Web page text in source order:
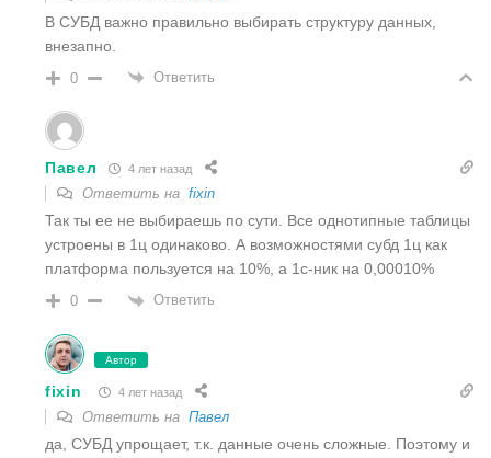
В СУБД важно правильно выбирать структуру данных,
внезапно.
0 Ответить
Павел 4 лет назад
Ответить на fixin
Так ты ее не выбираешь по сути. Все однотипные таблицы
устроены в 1ц одинаково. А возможностями субд 1ц как
платформа пользуется на 10%, а 1с-ник на 0,00010%
0 Ответить
Автор
fixin 4 лет назад
Ответить на Павел
да, СУБД упрощает, т.к. данные очень сложные. Поэтому и